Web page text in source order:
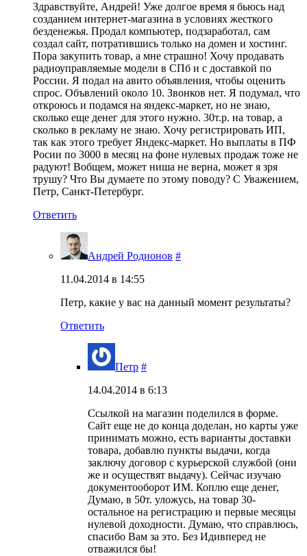
Здравствуйте, Андрей! Уже долгое время я бьюсь над
созданием интернет-магазина в условиях жесткого
безденежья. Продал компьютер, подзаработал, сам
создал сайт, потратившись только на домен и хостинг.
Пора закупить товар, а мне страшно! Хочу продавать
радиоуправляемые модели в СПб и с доставкой по
России. Я подал на авито объявления, чтобы оценить
спрос. Объвлений около 10. Звонков нет. Я подумал, что
откроюсь и подамся на яндекс-маркет, но не знаю,
сколько еще денег для этого нужно. 30т.р. на товар, а
сколько в рекламу не знаю. Хочу регистрировать ИП,
так как этого требует Яндекс-маркет. Но выплаты в ПФ
Росии по 3000 в месяц на фоне нулевых продаж тоже не
радуют! Вобщем, может ниша не верна, может я зря
трушу? Что Вы думаете по этому поводу? С Уважением,
Петр, Санкт-Петербург.
Ответить
Андрей Родионов #
11.04.2014 в 14:55
Петр, какие у вас на данный момент результаты?
Ответить
Петр #
14.04.2014 в 6:13
Ссылкой на магазин поделился в форме.
Сайт еще не до конца доделан, но карты уже
принимать можно, есть варианты доставки
товара, добавлю пункты выдачи, когда
заключу договор с курьерской службой (они
же и осуществят выдачу). Сейчас изучаю
документооборот ИМ. Коплю еще денег,
Думаю, в 50т. уложусь, на товар 30-
остальное на регистрацию и первые месяцы
нулевой доходности. Думаю, что справлюсь,
спасибо Вам за это. Без Идивперед не
отважился бы!